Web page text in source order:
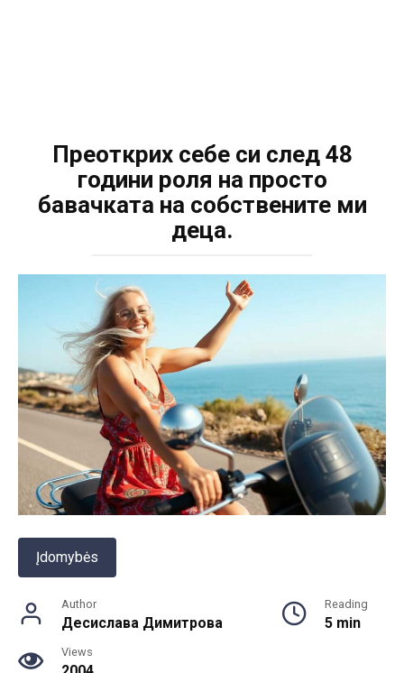
Преоткрих себе си след 48
години роля на просто
бавачката на собствените ми
деца.
Įdomybės
Author
Десислава Димитрова
Reading
5 min
Views